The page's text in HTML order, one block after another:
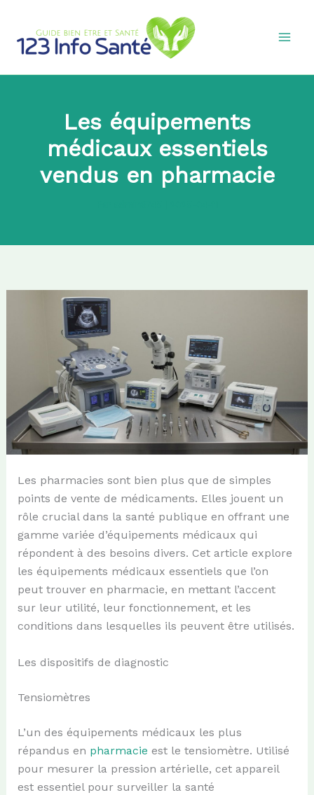
contenu
Les équipements
médicaux essentiels
vendus en pharmacie
Les pharmacies sont bien plus que de simples
points de vente de médicaments. Elles jouent un
rôle crucial dans la santé publique en offrant une
gamme variée d’équipements médicaux qui
répondent à des besoins divers. Cet article explore
les équipements médicaux essentiels que l’on
peut trouver en pharmacie, en mettant l’accent
sur leur utilité, leur fonctionnement, et les
conditions dans lesquelles ils peuvent être utilisés.
Les dispositifs de diagnostic
Tensiomètres
L’un des équipements médicaux les plus
répandus en pharmacie est le tensiomètre. Utilisé
pour mesurer la pression artérielle, cet appareil
est essentiel pour surveiller la santé